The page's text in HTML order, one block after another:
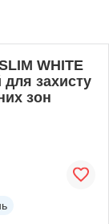
WHITE
для захисту
зон